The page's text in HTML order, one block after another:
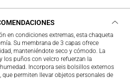
en condiciones extremas, esta chaqueta
Su membrana de 3 capas ofrece
manteniéndote seco y cómodo. La
los puños con velcro refuerzan la
Incorpora seis bolsillos externos
permiten llevar objetos personales de